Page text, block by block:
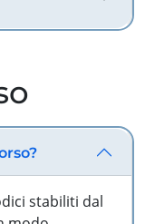
stabiliti dal